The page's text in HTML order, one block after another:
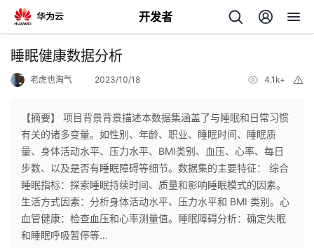
开发者
返
个
人
主
我
的
睡眠健康数据分析
老虎也淘气 2023/10/18 4.1k+
【摘要】 项目背景背景描述本数据集涵盖了与睡眠和日常习惯
有关的诸多变量。如性别、年龄、职业、睡眠时间、睡眠质
量、身体活动水平、压力水平、BMI类别、血压、心率、每日
步数、以及是否有睡眠障碍等细节。数据集的主要特征： 综合
睡眠指标：探索睡眠持续时间、质量和影响睡眠模式的因素。
生活方式因素：分析身体活动水平、压力水平和 BMI 类别。心
血管健康：检查血压和心率测量值。睡眠障碍分析：确定失眠
和睡眠呼吸暂停等...